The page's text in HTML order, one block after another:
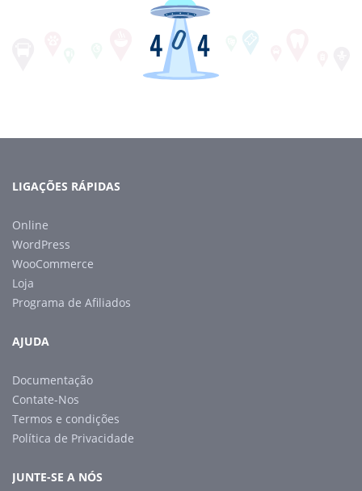
LIGAÇÕES RÁPIDAS
Online
WordPress
WooCommerce
Loja
Programa de Afiliados
AJUDA
Documentação
Contate-Nos
Termos e condições
Política de Privacidade
JUNTE-SE A NÓS